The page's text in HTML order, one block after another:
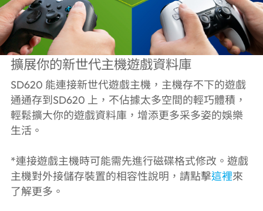
擴展你的新世代主機遊戲資料庫
SD620 能連接新世代遊戲主機，主機存不下的遊戲
通通存到SD620 上，不佔據太多空間的輕巧體積，
輕鬆擴大你的遊戲資料庫，增添更多采多姿的娛樂
生活。
*連接遊戲主機時可能需先進行磁碟格式修改。遊戲
主機對外接儲存裝置的相容性說明，請點擊這裡來
了解更多。